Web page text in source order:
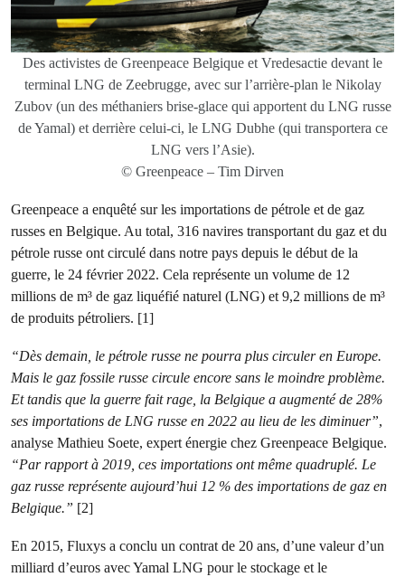
Des activistes de Greenpeace Belgique et Vredesactie devant le
terminal LNG de Zeebrugge, avec sur l’arrière-plan le Nikolay
Zubov (un des méthaniers brise-glace qui apportent du LNG russe
de Yamal) et derrière celui-ci, le LNG Dubhe (qui transportera ce
LNG vers l’Asie).
© Greenpeace – Tim Dirven
Greenpeace a enquêté sur les importations de pétrole et de gaz
russes en Belgique. Au total, 316 navires transportant du gaz et du
pétrole russe ont circulé dans notre pays depuis le début de la
guerre, le 24 février 2022. Cela représente un volume de 12
millions de m³ de gaz liquéfié naturel (LNG) et 9,2 millions de m³
de produits pétroliers. [1]
“Dès demain, le pétrole russe ne pourra plus circuler en Europe.
Mais le gaz fossile russe circule encore sans le moindre problème.
Et tandis que la guerre fait rage, la Belgique a augmenté de 28%
ses importations de LNG russe en 2022 au lieu de les diminuer”,
analyse Mathieu Soete, expert énergie chez Greenpeace Belgique.
“Par rapport à 2019, ces importations ont même quadruplé. Le
gaz russe représente aujourd’hui 12 % des importations de gaz en
Belgique.” [2]
En 2015, Fluxys a conclu un contrat de 20 ans, d’une valeur d’un
milliard d’euros avec Yamal LNG pour le stockage et le